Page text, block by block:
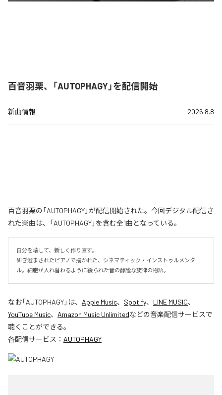
百音羽栗、「AUTOPHAGY」を配信開始
新曲情報 2026.8.8
百音羽栗の「AUTOPHAGY」が配信開始された。今回デジタル配信さ
れた楽曲は、「AUTOPHAGY」を含む全1曲となっている。
自分を壊して、新しく作り直す。
研ぎ澄まされたピアノで描かれた、シネマティック・インストゥルメンタ
ル。細胞が入れ替わるように綴られた音の静謐な旋律の物語。
なお「AUTOPHAGY」は、 Apple Music、 Spotify、 LINE MUSIC、
YouTube Music、 Amazon Music Unlimitedなどの音楽配信サービスで
聴くことができる。
各配信サービス： AUTOPHAGY